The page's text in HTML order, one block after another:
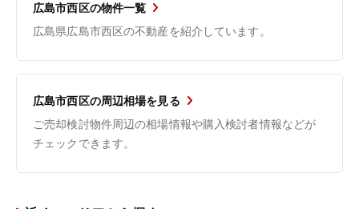
広島市西区の物件一覧
広島県広島市西区の不動産を紹介しています。
広島市西区の周辺相場を見る
ご売却検討物件周辺の相場情報や購入検討者情報などが
チェックできます。